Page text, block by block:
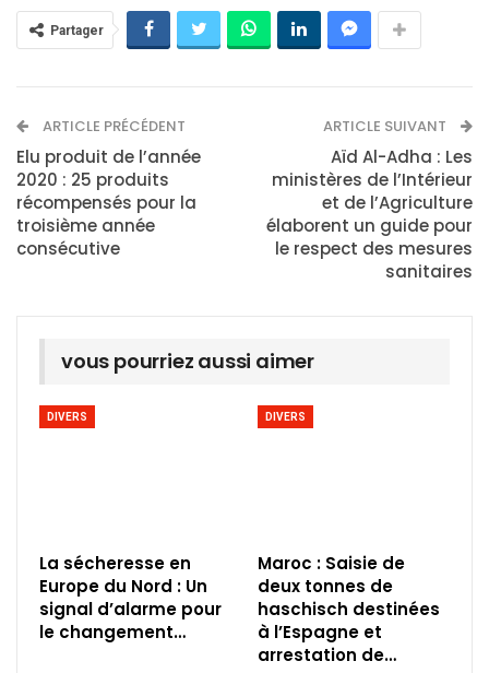
Partager
ARTICLE PRÉCÉDENT
Elu produit de l’année
2020 : 25 produits
récompensés pour la
troisième année
consécutive
ARTICLE SUIVANT
Aïd Al-Adha : Les
ministères de l’Intérieur
et de l’Agriculture
élaborent un guide pour
le respect des mesures
sanitaires
vous pourriez aussi aimer
DIVERS
La sécheresse en
Europe du Nord : Un
signal d’alarme pour
le changement…
DIVERS
Maroc : Saisie de
deux tonnes de
haschisch destinées
à l’Espagne et
arrestation de…